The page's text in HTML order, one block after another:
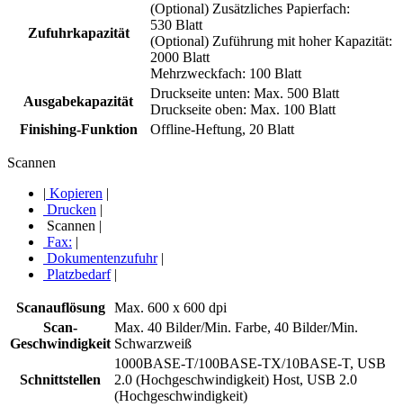
Zufuhrkapazität
(Optional) Zusätzliches Papierfach:
530 Blatt
(Optional) Zuführung mit hoher Kapazität:
2000 Blatt
Mehrzweckfach: 100 Blatt
Ausgabekapazität
Druckseite unten: Max. 500 Blatt
Druckseite oben: Max. 100 Blatt
Finishing-Funktion
Offline-Heftung, 20 Blatt
Scannen
| Kopieren |
Drucken |
Scannen |
Fax: |
Dokumentenzufuhr|
Platzbedarf|
Scanauflösung
Max. 600 x 600 dpi
Scan-
Geschwindigkeit
Max. 40 Bilder/Min. Farbe, 40 Bilder/Min.
Schwarzweiß
Schnittstellen
1000BASE-T/100BASE-TX/10BASE-T, USB
2.0 (Hochgeschwindigkeit) Host, USB 2.0
(Hochgeschwindigkeit)